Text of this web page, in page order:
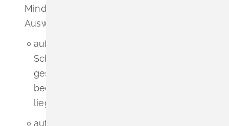
Minderung und zum Ausgleich dieser
Auswirkungen:
auf die Schutzgebiete:
Schutzgebiete und gesetzlich
geschützte Biotope werden nicht
beeinträchtigt. Der Änderungsbereich
liegt außerhalb von Offenlandbiotopen;
auf den Artenschutz: